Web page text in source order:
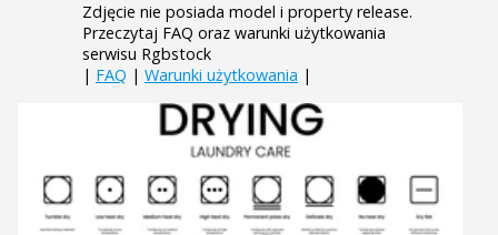
Zdjęcie nie posiada model i property release.
Przeczytaj FAQ oraz warunki użytkowania
serwisu Rgbstock
| FAQ | Warunki użytkowania |